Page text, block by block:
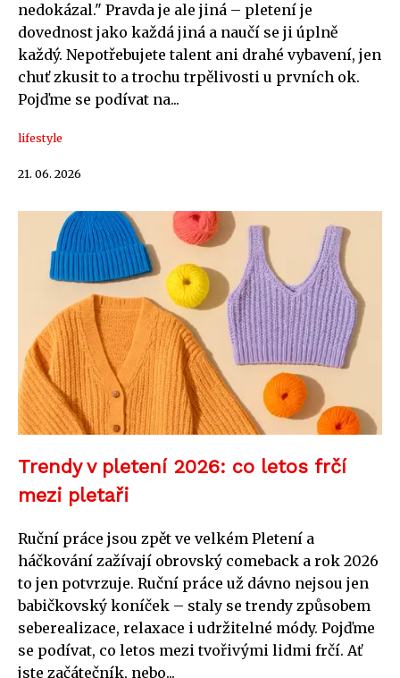
nedokázal." Pravda je ale jiná – pletení je
dovednost jako každá jiná a naučí se ji úplně
každý. Nepotřebujete talent ani drahé vybavení, jen
chuť zkusit to a trochu trpělivosti u prvních ok.
Pojďme se podívat na...
lifestyle
21. 06. 2026
Trendy v pletení 2026: co letos frčí
mezi pletaři
Ruční práce jsou zpět ve velkém Pletení a
háčkování zažívají obrovský comeback a rok 2026
to jen potvrzuje. Ruční práce už dávno nejsou jen
babičkovský koníček – staly se trendy způsobem
seberealizace, relaxace i udržitelné módy. Pojďme
se podívat, co letos mezi tvořivými lidmi frčí. Ať
jste začátečník, nebo...